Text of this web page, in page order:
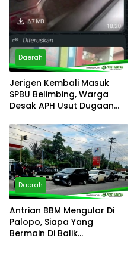
Daerah
Jerigen Kembali Masuk
SPBU Belimbing, Warga
Desak APH Usut Dugaan
Daerah
Antrian BBM Mengular Di
Palopo, Siapa Yang
Bermain Di Balik